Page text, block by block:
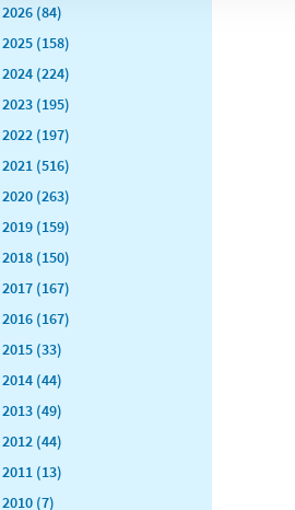
2026 (84)
2025 (158)
2024 (224)
2023 (195)
2022 (197)
2021 (516)
2020 (263)
2019 (159)
2018 (150)
2017 (167)
2016 (167)
2015 (33)
2014 (44)
2013 (49)
2012 (44)
2011 (13)
2010 (7)